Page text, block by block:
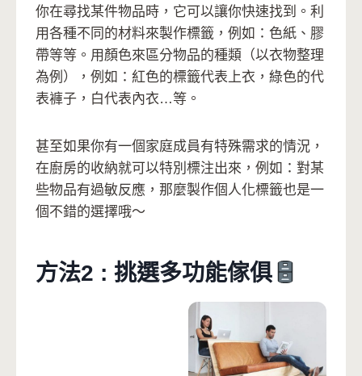
你在尋找某件物品時，它可以讓你快速找到。利
用各種不同的材料來製作標籤，例如：色紙、膠
帶等等。用顏色來區分物品的種類（以衣物整理
為例），例如：紅色的標籤代表上衣，綠色的代
表褲子，白代表內衣…等。
甚至如果你有一個家庭成員有特殊需求的情況，
在廚房的收納就可以特別標注出來，例如：對某
些物品有過敏反應，那麼製作個人化標籤也是一
個不錯的選擇哦～
方法2 : 挑選多功能傢俱